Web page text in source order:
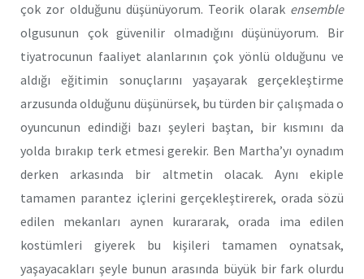
çok zor olduğunu düşünüyorum. Teorik olarak ensemble
olgusunun çok güvenilir olmadığını düşünüyorum. Bir
tiyatrocunun faaliyet alanlarının çok yönlü olduğunu ve
aldığı eğitimin sonuçlarını yaşayarak gerçekleştirme
arzusunda olduğunu düşünürsek, bu türden bir çalışmada o
oyuncunun edindiği bazı şeyleri baştan, bir kısmını da
yolda bırakıp terk etmesi gerekir. Ben Martha’yı oynadım
derken arkasında bir altmetin olacak. Aynı ekiple
tamamen parantez içlerini gerçekleştirerek, orada sözü
edilen mekanları aynen kurararak, orada ima edilen
kostümleri giyerek bu kişileri tamamen oynatsak,
yaşayacakları şeyle bunun arasında büyük bir fark olurdu